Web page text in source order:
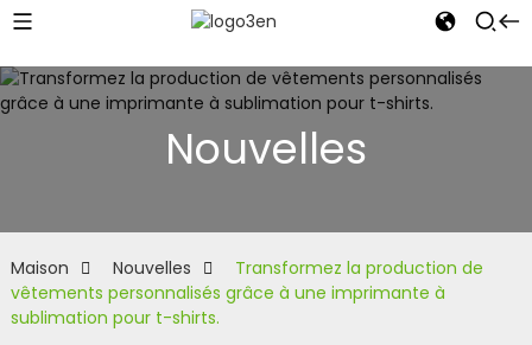
Nouvelles
Maison Nouvelles
Transformez la production de
vêtements personnalisés grâce à une imprimante à
sublimation pour t-shirts.